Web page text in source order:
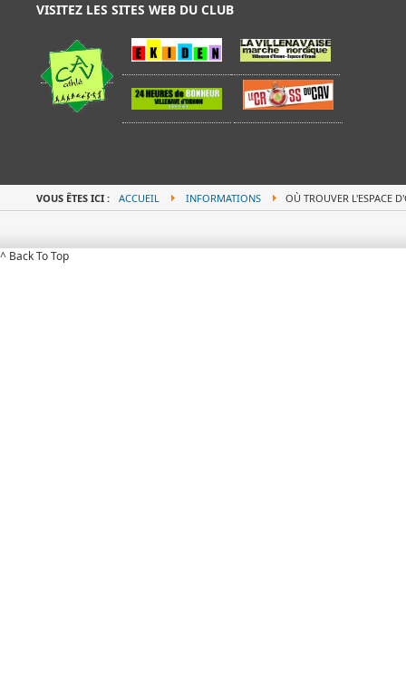
VISITEZ LES SITES WEB DU CLUB
VOUS ÊTES ICI : ACCUEIL INFORMATIONS OÙ TROUVER L'ESPACE
^ Back To Top